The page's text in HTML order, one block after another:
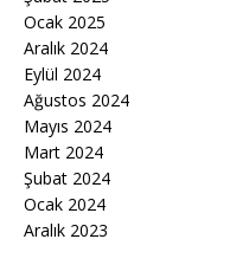
Ocak 2025
Aralık 2024
Eylül 2024
Ağustos 2024
Mayıs 2024
Mart 2024
Şubat 2024
Ocak 2024
Aralık 2023